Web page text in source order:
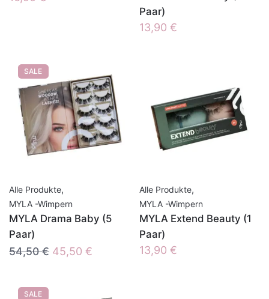
Paar)
13,90 €
SALE
Alle Produkte,
MYLA -Wimpern
MYLA Drama Baby (5
Paar)
54,50€ Ursprünglicher
45,50 €
Alle Produkte,
MYLA -Wimpern
MYLA Extend Beauty (1
Paar)
13,90 €
SALE